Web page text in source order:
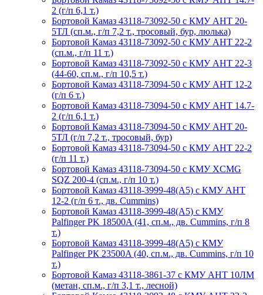
2 (г/п 6,1 т.)
Бортовой Камаз 43118-73092-50 с КМУ АНТ 20-
5ТЛ (сп.м., г/п 7,2 т., тросовый, бур, люлька)
Бортовой Камаз 43118-73092-50 с КМУ АНТ 22-2
(сп.м., г/п 11 т.)
Бортовой Камаз 43118-73092-50 с КМУ АНТ 22-3
(44-60, сп.м., г/п 10,5 т.)
Бортовой Камаз 43118-73094-50 с КМУ АНТ 12-2
(г/п 6 т.)
Бортовой Камаз 43118-73094-50 с КМУ АНТ 14.7-
2 (г/п 6,1 т.)
Бортовой Камаз 43118-73094-50 с КМУ АНТ 20-
5ТЛ (г/п 7,2 т., тросовый, бур)
Бортовой Камаз 43118-73094-50 с КМУ АНТ 22-2
(г/п 11 т.)
Бортовой Камаз 43118-73094-50 с КМУ XCMG
SQZ 200-4 (сп.м., г/п 10 т.)
Бортовой Камаз 43118-3999-48(А5) с КМУ АНТ
12-2 (г/п 6 т., дв. Cummins)
Бортовой Камаз 43118-3999-48(А5) с КМУ
Palfinger PK 18500A (41, сп.м., дв. Cummins, г/п 8
т.)
Бортовой Камаз 43118-3999-48(А5) с КМУ
Palfinger РК 23500A (40, сп.м., дв. Cummins, г/п 10
т.)
Бортовой Камаз 43118-3861-37 с КМУ АНТ 10ЛМ
(метан, сп.м., г/п 3,1 т., лесной)